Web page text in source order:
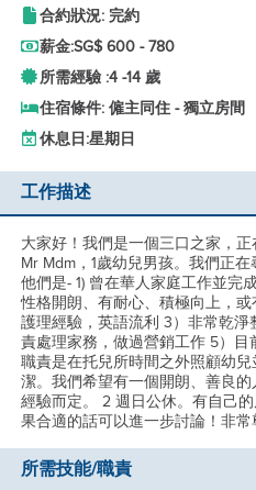
合約狀況: 完約
薪金:SG$ 600 - 780
所需經驗 :4 -14 歲
住宿條件: 僱主同住 - 獨立房間
休息日:星期日
工作描述
大家好！我們是一個三口之家，
Mr Mdm，1歲幼兒男孩。我們正
他們是- 1) 曾在華人家庭工作並完
性格開朗、有耐心、積極向上，
護理經驗，英語流利 3）非常乾
責處理家務，做過營銷工作 5）
職責是在托兒所時間之外照顧幼
潔。我們希望有一個開朗、善良
經驗而定。 2 週日公休。有自己
果合適的話可以進一步討論！非
所需技能/職責